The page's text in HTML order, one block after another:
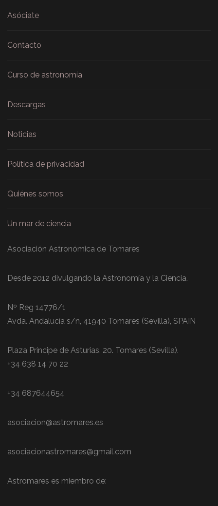
Asóciate
Contacto
Curso de astronomía
Descargas
Noticias
Política de privacidad
Quiénes somos
Un mar de ciencia
Asociación Astronómica de Tomares
Desde 2012 divulgando la Astronomía y la Ciencia.
Nº Reg 14776/1
Avda. Andalucía s/n, 41940 Tomares (Sevilla), SPAIN
Plaza Príncipe de Asturias, 20. Tomares (Sevilla).
+34 638 14 70 22
+34 687644654
asociacion@astromares.es
asociacionastromares@gmail.com
Astromares es miembro de: